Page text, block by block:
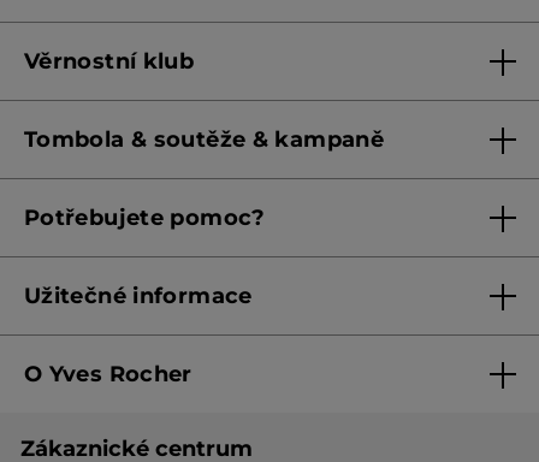
Franšízing
Věrnostní klub
Pravidla věrnostního klubu od 1. 6. 2026
Tombola & soutěže & kampaně
Podmínky aktuálních nabídek
Potřebujete pomoc?
Užitečné informace
Zásady ochrany osobních údajů
O Yves Rocher
Zákaznické centrum